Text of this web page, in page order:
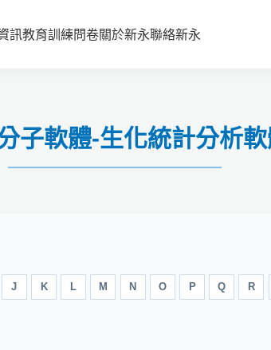
軟體-生化統計分析軟
訊教育訓練問卷關於新永聯絡新永
J K L M N O P Q R